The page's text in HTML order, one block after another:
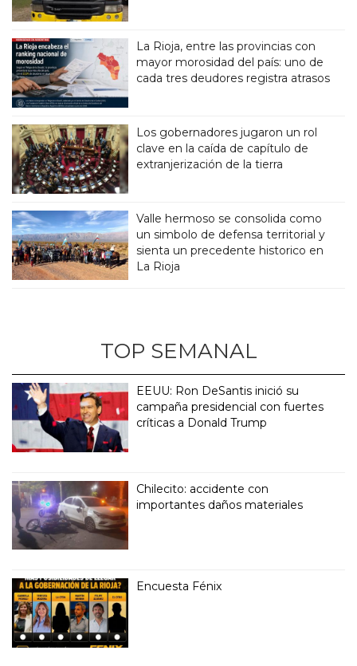
La Rioja, entre las provincias con
mayor morosidad del país: uno de
cada tres deudores registra atrasos
Los gobernadores jugaron un rol
clave en la caída de capítulo de
extranjerización de la tierra
Valle hermoso se consolida como
un simbolo de defensa territorial y
sienta un precedente historico en
La Rioja
TOP SEMANAL
EEUU: Ron DeSantis inició su
campaña presidencial con fuertes
críticas a Donald Trump
Chilecito: accidente con
importantes daños materiales
Encuesta Fénix